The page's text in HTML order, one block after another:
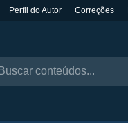
Perfil do Autor Correções